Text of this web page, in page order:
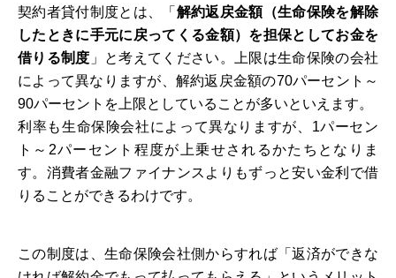
契約者貸付制度とは、「 解約返戻金額（生命保険を解除
したときに手元に戻ってくる金額）を担保としてお金を
借りる制度 」と考えてください。上限は生命保険の会社
によって異なりますが、解約返戻金額の70パーセント～
90パーセントを上限としていることが多いといえます。
利率も生命保険会社によって異なりますが、1パーセン
ト～2パーセント程度が上乗せされるかたちとなりま
す。消費者金融ファイナンスよりもずっと安い金利で借
りることができるわけです。
この制度は、生命保険会社側からすれば「返済ができな